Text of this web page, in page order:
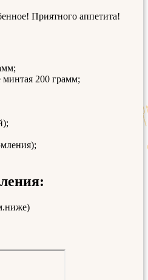
Приятного аппетита!
200 грамм;